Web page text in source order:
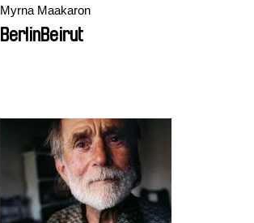
Myrna Maakaron
BerlinBeirut